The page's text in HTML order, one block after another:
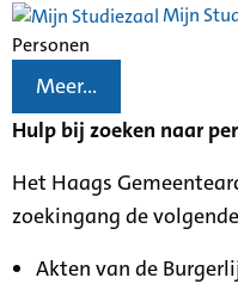
Mijn
Personen
Meer...
Hulp bij zoeken naar
Het Haags
zoekingang de
Akten van de